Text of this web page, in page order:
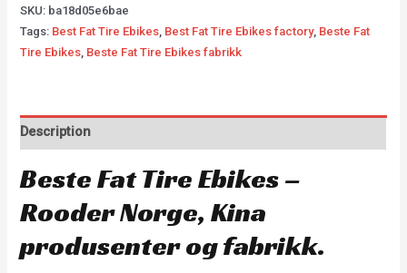
SKU: ba18d05e6bae
Tags: Best Fat Tire Ebikes Best Fat Tire Ebikes factory, Beste Fat
Tire Ebikes Beste Fat Tire Ebikes fabrikk
Description
Beste Fat Tire Ebikes –
Rooder Norge, Kina
produsenter og fabrikk.